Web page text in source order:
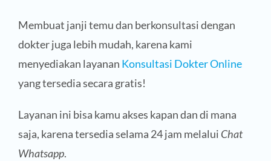
Membuat janji temu dan berkonsultasi dengan
dokter juga lebih mudah, karena kami
menyediakan layanan Konsultasi Dokter Online
yang tersedia secara gratis!
Layanan ini bisa kamu akses kapan dan di mana
saja, karena tersedia selama 24 jam melalui Chat
Whatsapp.